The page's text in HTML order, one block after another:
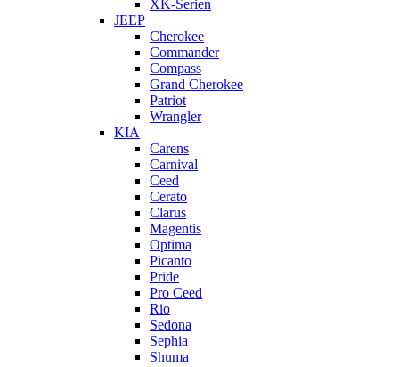
XK-Serien
JEEP
Cherokee
Commander
Compass
Grand Cherokee
Patriot
Wrangler
KIA
Carens
Carnival
Ceed
Cerato
Clarus
Magentis
Optima
Picanto
Pride
Pro Ceed
Rio
Sedona
Sephia
Shuma